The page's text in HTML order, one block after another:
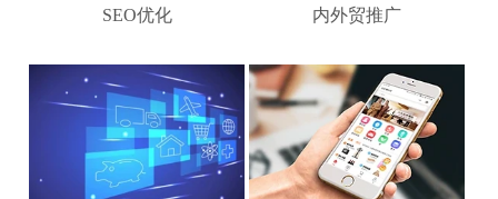
SEO优化 内外贸推广